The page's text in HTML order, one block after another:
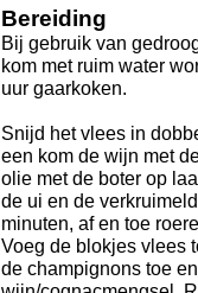
Bereiding
Bij gebruik van
kom met ruim water
uur gaarkoken.
Snijd het vlees in
een kom de wijn met
olie met de boter op
de ui en de
minuten, af en toe
Voeg de blokjes vlees
de champignons toe